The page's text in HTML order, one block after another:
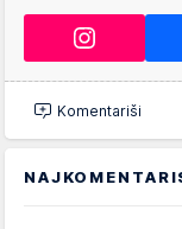
Komentariši